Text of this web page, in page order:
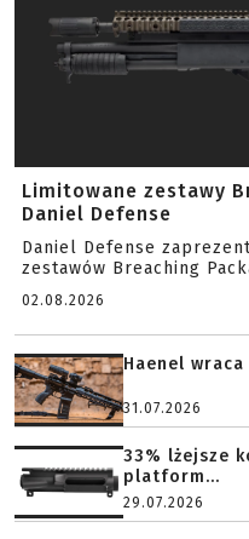
Limitowane zestawy
Daniel Defense
Daniel Defense
zestawów Breaching
02.08.2026
Haenel
31.07.2026
33% lżejsze
platform...
29.07.2026